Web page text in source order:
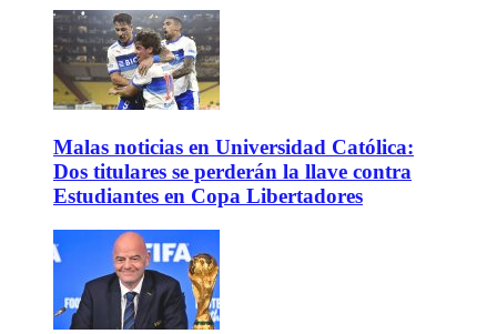
Malas noticias en Universidad Católica:
Dos titulares se perderán la llave contra
Estudiantes en Copa Libertadores